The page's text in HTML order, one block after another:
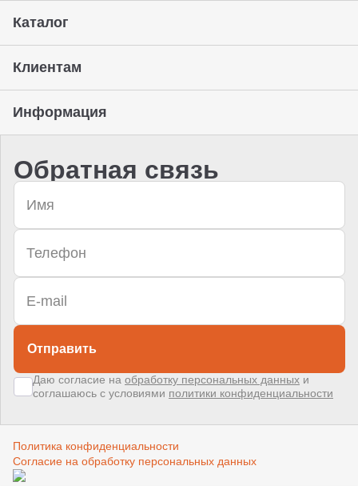
Каталог
Клиентам
Информация
Политика конфиденциальности
Согласие на обработку персональных данных
Обратная связь
Отправить
Даю согласие на обработку персональных данных и
соглашаюсь с условиями политики конфиденциальности